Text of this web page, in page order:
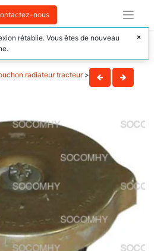
nous
radiateur tracteur>
rétablie. Vous êtes de nouveau